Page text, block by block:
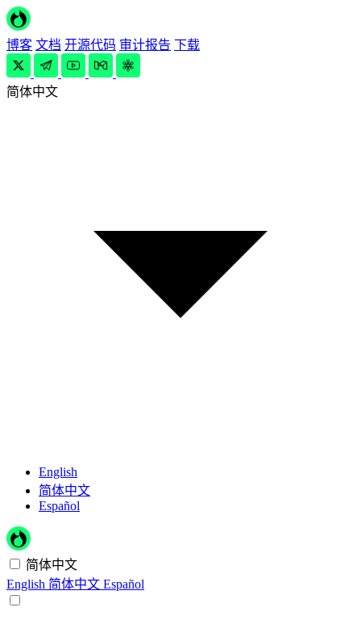
博客 文档 开源代码 审计报告 下载
简体中文
English
简体中文
Español
简体中文
English 简体中文 Español